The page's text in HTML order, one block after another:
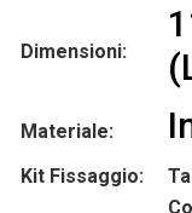
Dimensioni:
Materiale:
Kit Fissaggio: